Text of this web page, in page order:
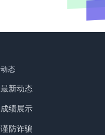
动态
最新动态
成绩展示
谨防诈骗